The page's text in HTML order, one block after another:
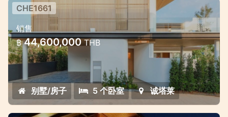
承塔雷五卧室豪华别墅 —— 空间与尊
贵并存的热带私邸
承塔雷五卧室豪华别墅 —— 空间与尊贵并存的
CHE1661
销售
฿ 44,600,000THB
别墅/房子 5 个卧室 诚塔莱